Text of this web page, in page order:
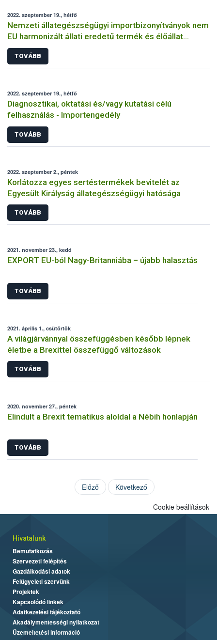
2022. szeptember 19., hétfő
Nemzeti állategészségügyi importbizonyítványok nem
EU harmonizált állati eredetű termék és élőállat
behozatalához
TOVÁBB
2022. szeptember 19., hétfő
Diagnosztikai, oktatási és/vagy kutatási célú
felhasználás - Importengedély
TOVÁBB
2022. szeptember 2., péntek
Korlátozza egyes sertéstermékek bevitelét az
Egyesült Királyság állategészségügyi hatósága
TOVÁBB
2021. november 23., kedd
EXPORT EU-ból Nagy-Britanniába – újabb halasztás
TOVÁBB
2021. április 1., csütörtök
A világjárvánnyal összefüggésben később lépnek
életbe a Brexittel összefüggő változások
TOVÁBB
2020. november 27., péntek
Elindult a Brexit tematikus aloldal a Nébih honlapján
TOVÁBB
Előző Következő
Cookie beállítások
Hivatalunk
Bemutatkozás
Szervezeti felépítés
Gazdálkodási adatok
Felügyeleti szervünk
Projektek
Kapcsolódó linkek
Adatkezelési tájékoztató
Akadálymentességi nyilatkozat
Üzemeltetési információ